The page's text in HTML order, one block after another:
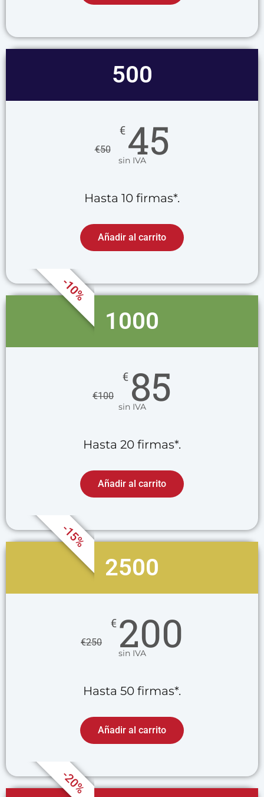
500
€50
€ 45
sin IVA
Hasta 10 firmas*.
Añadir al carrito
-10%
1000
€100
€ 85
sin IVA
Hasta 20 firmas*.
Añadir al carrito
-15%
2500
€250
€ 200
sin IVA
Hasta 50 firmas*.
Añadir al carrito
-20%